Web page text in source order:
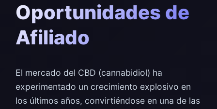
Oportunidades de
Afiliado
El mercado del CBD (cannabidiol) ha
experimentado un crecimiento explosivo en
los últimos años, convirtiéndose en una de las